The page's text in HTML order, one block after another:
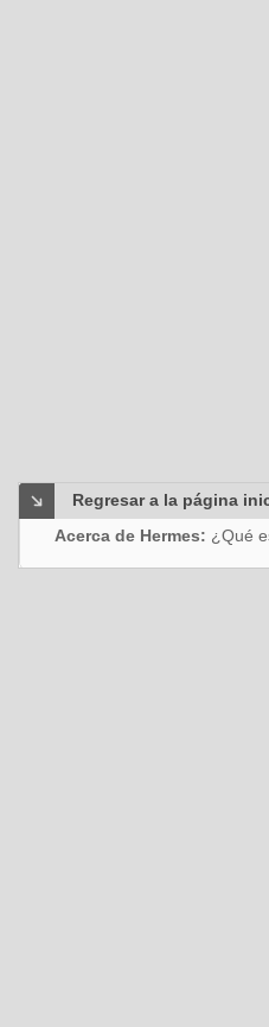
Regresar a la página
Acerca de Hermes: ¿Qué